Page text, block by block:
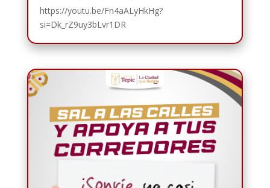
https://youtu.be/Fn4aALyHkHg?
si=Dk_rZ9uy3bLvr1DR